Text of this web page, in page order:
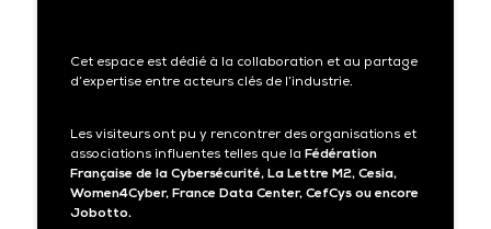
Cet espace est dédié à la collaboration et au partage
d’expertise entre acteurs clés de l’industrie.
Les visiteurs ont pu y rencontrer des organisations et
associations influentes telles que la Fédération
Française de la Cybersécurité, La Lettre M2, Cesia,
Women4Cyber, France Data Center, CefCys ou encore
Jobotto.